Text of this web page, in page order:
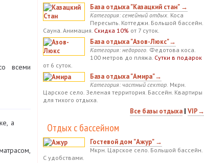
всеми
а
База отдыха "Казацкий стан" →
Категория: семейный отдых. Коса
Пересыпь. Коттеджи. Большой бассейн.
Сауна. Анимация. Скидка 10% от 7 суток.
База отдыха "Азов-Люкс"→
Категория: недорого. Федотова коса.
100 метров до пляжа. Сутки в подарок
от 6 суток.
База отдыха "Амира"→
Категория: частный сектор. Мкрн.
Царское село. Зеленая территория. Бассейн. Квартиры
для тихого отдыха.
Все базы отдыха| VIP→
Отдых с бассейном
Гостевой дом "Ажур" →
Мкрн. Царское село. Большой бассейн.
С удобствами.